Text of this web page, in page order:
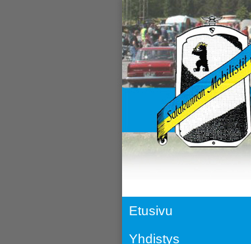
Etusivu
Yhdistys